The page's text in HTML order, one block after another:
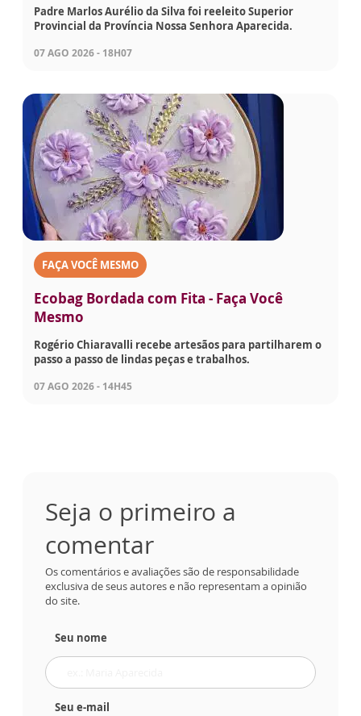
Padre Marlos Aurélio da Silva foi reeleito Superior
Provincial da Província Nossa Senhora Aparecida.
07 AGO 2026 - 18H07
FAÇA VOCÊ MESMO
Ecobag Bordada com Fita - Faça Você
Mesmo
Rogério Chiaravalli recebe artesãos para partilharem o
passo a passo de lindas peças e trabalhos.
07 AGO 2026 - 14H45
Seja o primeiro a
comentar
Os comentários e avaliações são de responsabilidade
exclusiva de seus autores e não representam a opinião
do site.
Seu nome
Seu e-mail